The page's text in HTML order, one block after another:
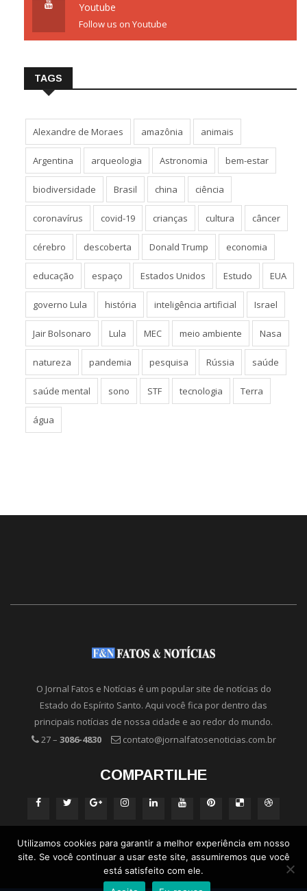
Youtube
Follow us on Youtube
TAGS
Alexandre de Moraes amazônia animais
Argentina arqueologia Astronomia bem-estar
biodiversidade Brasil china ciência
coronavírus covid-19 crianças cultura câncer
cérebro descoberta Donald Trump economia
educação espaço Estados Unidos Estudo EUA
governo Lula história inteligência artificial Israel
Jair Bolsonaro Lula MEC meio ambiente Nasa
natureza pandemia pesquisa Rússia saúde
saúde mental sono STF tecnologia Terra
água
O Jornal Fatos e Notícias é um popular site de notícias do
Estado do Espírito Santo. Aqui você fica por dentro das
principais notícias de nossa cidade e ao redor do mundo.
27 – 3086-4830 contato@jornalfatosenoticias.com.br
COMPARTILHE
Utilizamos cookies para garantir a melhor experiência em nosso
site. Se você continuar a usar este site, assumiremos que você
está satisfeito com ele.